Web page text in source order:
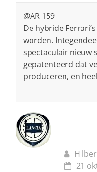
@AR 159
De hybride
worden.
spectaculair nieuw
gepatenteerd dat
produceren, en
21